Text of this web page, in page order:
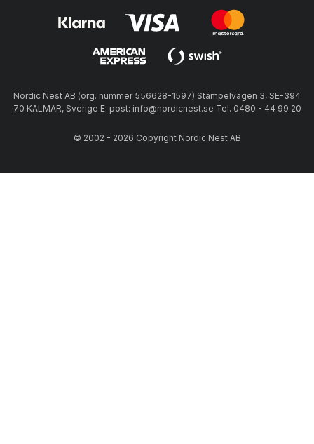
Nordic Nest AB (org. nummer 556628-1597) Stämpelvägen 3, SE-394
70 KALMAR, Sverige E-post: info@nordicnest.se Tel. 0480 - 44 99 20
© 2002 - 2026 Copyright Nordic Nest AB